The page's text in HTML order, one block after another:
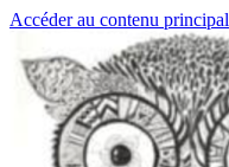
Accéder au contenu principal